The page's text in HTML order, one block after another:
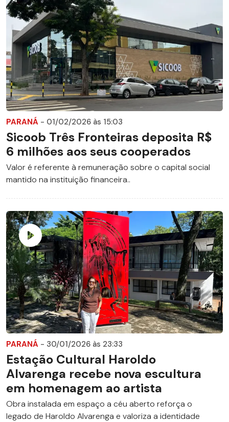
PARANÁ - 01/02/2026 às 15:03
Sicoob Três Fronteiras deposita R$
6 milhões aos seus cooperados
Valor é referente à remuneração sobre o capital social
mantido na instituição financeira..
PARANÁ - 30/01/2026 às 23:33
Estação Cultural Haroldo
Alvarenga recebe nova escultura
em homenagem ao artista
Obra instalada em espaço a céu aberto reforça o
legado de Haroldo Alvarenga e valoriza a identidade